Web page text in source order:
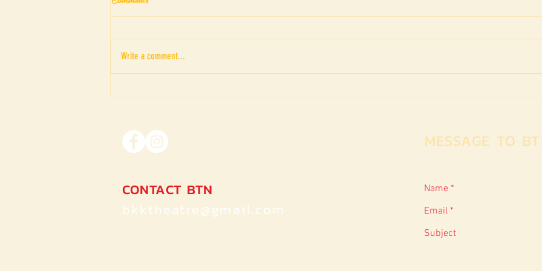
BFAF : Open Waters by Tan
Srichanwanpen (TH)
BFAF : "เล่นลิเก Play of My
Write a comment...
CONTACT BTN
bkktheatre@gmail.com
MESSAGE TO